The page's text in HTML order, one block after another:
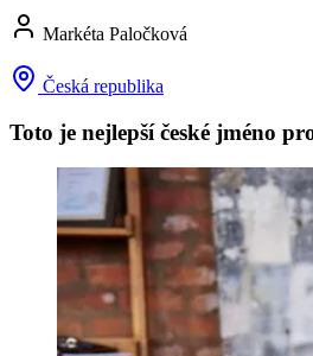
Markéta Paločková
Česká republika
Toto je nejlepší české jméno